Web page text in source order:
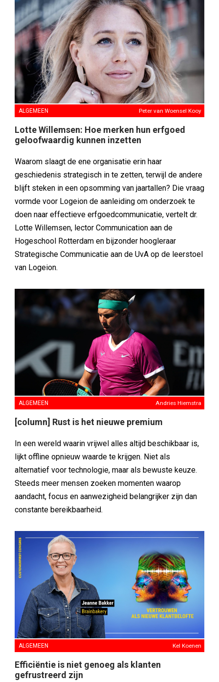
ALGEMEEN Peter van Woensel Kooy
Lotte Willemsen: Hoe merken hun erfgoed
geloofwaardig kunnen inzetten
Waarom slaagt de ene organisatie erin haar
geschiedenis strategisch in te zetten, terwijl de andere
blijft steken in een opsomming van jaartallen? Die vraag
vormde voor Logeion de aanleiding om onderzoek te
doen naar effectieve erfgoedcommunicatie, vertelt dr.
Lotte Willemsen, lector Communication aan de
Hogeschool Rotterdam en bijzonder hoogleraar
Strategische Communicatie aan de UvA op de leerstoel
van Logeion.
ALGEMEEN Andries Hiemstra
[column] Rust is het nieuwe premium
In een wereld waarin vrijwel alles altijd beschikbaar is,
lijkt offline opnieuw waarde te krijgen. Niet als
alternatief voor technologie, maar als bewuste keuze.
Steeds meer mensen zoeken momenten waarop
aandacht, focus en aanwezigheid belangrijker zijn dan
constante bereikbaarheid.
ALGEMEEN Kel Koenen
Efficiëntie is niet genoeg als klanten
gefrustreerd zijn